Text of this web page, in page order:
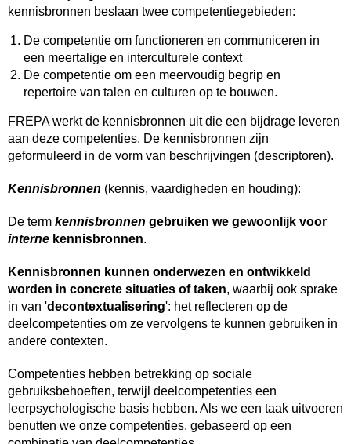
kennisbronnen beslaan twee competentiegebieden:
De competentie om functioneren en communiceren in
een meertalige en interculturele context
De competentie om een meervoudig begrip en
repertoire van talen en culturen op te bouwen.
FREPA werkt de kennisbronnen uit die een bijdrage leveren
aan deze competenties. De kennisbronnen zijn
geformuleerd in de vorm van beschrijvingen (descriptoren).
Kennisbronnen (kennis, vaardigheden en houding):
De term kennisbronnen gebruiken we gewoonlijk voor
interne kennisbronnen.
Kennisbronnen kunnen onderwezen en ontwikkeld
worden in concrete situaties of taken, waarbij ook sprake
in van 'decontextualisering': het reflecteren op de
deelcompetenties om ze vervolgens te kunnen gebruiken in
andere contexten.
Competenties hebben betrekking op sociale
gebruiksbehoeften, terwijl deelcompetenties een
leerpsychologische basis hebben. Als we een taak uitvoeren
benutten we onze competenties, gebaseerd op een